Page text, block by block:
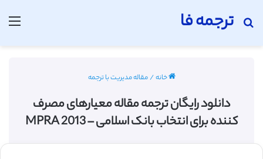
ترجمه فا
جستجو برای
خانه/مقاله مدیریت با ترجمه
دانلود رایگان ترجمه مقاله معیارهای مصرف
کننده برای انتخاب بانک اسلامی – MPRA 2013